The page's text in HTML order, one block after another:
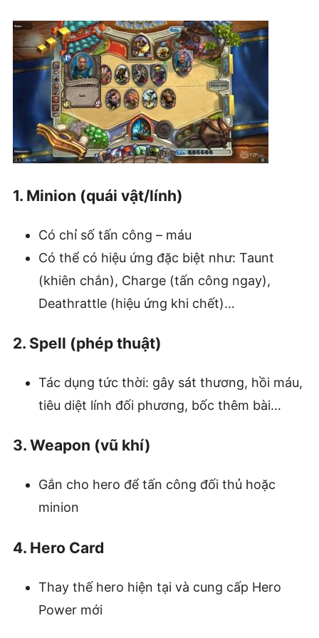
1. Minion (quái vật/lính)
Có chỉ số tấn công – máu
Có thể có hiệu ứng đặc biệt như: Taunt
(khiên chắn), Charge (tấn công ngay),
Deathrattle (hiệu ứng khi chết)…
2. Spell (phép thuật)
Tác dụng tức thời: gây sát thương, hồi máu,
tiêu diệt lính đối phương, bốc thêm bài…
3. Weapon (vũ khí)
Gắn cho hero để tấn công đối thủ hoặc
minion
4. Hero Card
Thay thế hero hiện tại và cung cấp Hero
Power mới